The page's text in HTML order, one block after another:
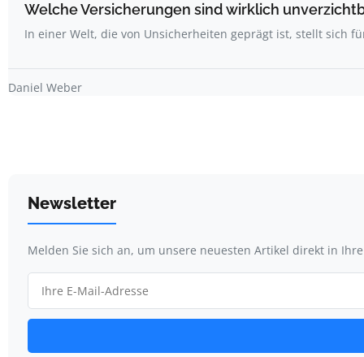
Welche Versicherungen sind wirklich
In einer Welt, die von Unsicherheiten geprägt ist, stellt sich
Daniel Weber
Newsletter
Melden Sie sich an, um unsere neuesten Artikel direkt in